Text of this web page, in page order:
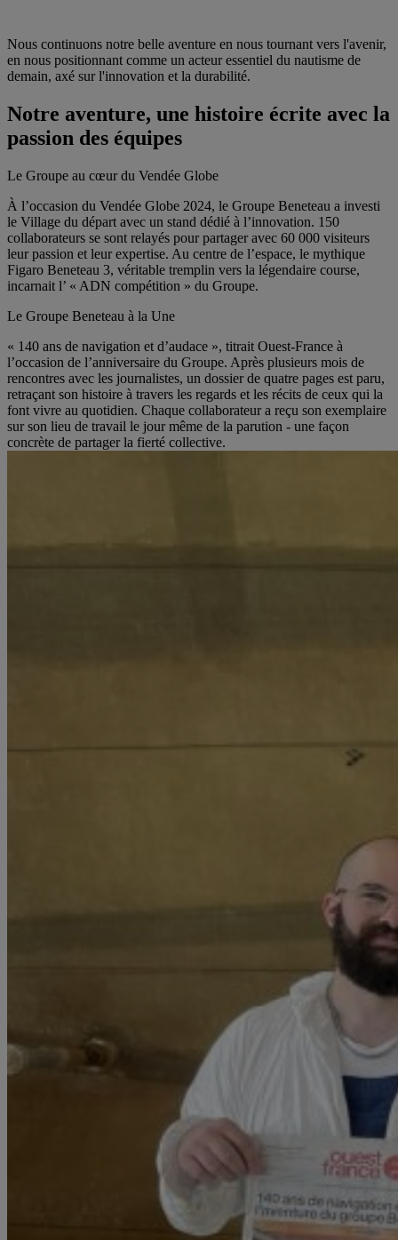
Nous continuons notre belle aventure en nous tournant vers l'avenir,
en nous positionnant comme un acteur essentiel du nautisme de
demain, axé sur l'innovation et la durabilité.
Notre aventure, une histoire écrite avec la
passion des équipes
Le Groupe au cœur du Vendée Globe
À l’occasion du Vendée Globe 2024, le Groupe Beneteau a investi
le Village du départ avec un stand dédié à l’innovation. 150
collaborateurs se sont relayés pour partager avec 60 000 visiteurs
leur passion et leur expertise. Au centre de l’espace, le mythique
Figaro Beneteau 3, véritable tremplin vers la légendaire course,
incarnait l’ « ADN compétition » du Groupe.
Le Groupe Beneteau à la Une
« 140 ans de navigation et d’audace », titrait Ouest-France à
l’occasion de l’anniversaire du Groupe. Après plusieurs mois de
rencontres avec les journalistes, un dossier de quatre pages est paru,
retraçant son histoire à travers les regards et les récits de ceux qui la
font vivre au quotidien. Chaque collaborateur a reçu son exemplaire
sur son lieu de travail le jour même de la parution - une façon
concrète de partager la fierté collective.